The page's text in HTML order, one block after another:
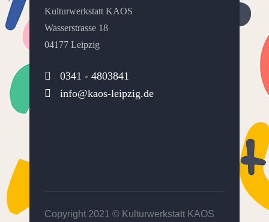
Kulturwerkstatt KAOS
Wasserstrasse 18
04177 Leipzig
0341 - 4803841
info@kaos-leipzig.de
Copyright 2021 © Kulturwerkstatt KAOS